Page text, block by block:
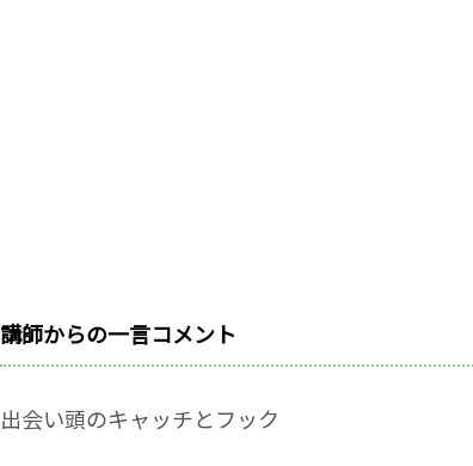
講師からの一言コメント
出会い頭のキャッチとフック